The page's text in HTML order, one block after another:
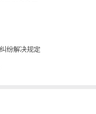
纷解决规定